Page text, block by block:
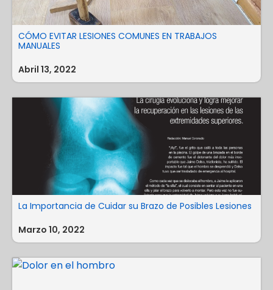
CÓMO EVITAR LESIONES COMUNES EN TRABAJOS
MANUALES
Abril 13, 2022
La Importancia de Cuidar su Brazo de Posibles Lesiones
Marzo 10, 2022